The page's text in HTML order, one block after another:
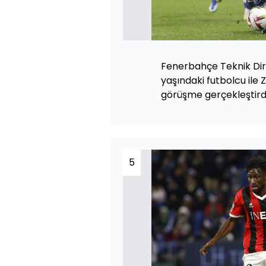
Fenerbahçe Teknik
yaşındaki futbolcu ile
görüşme
5